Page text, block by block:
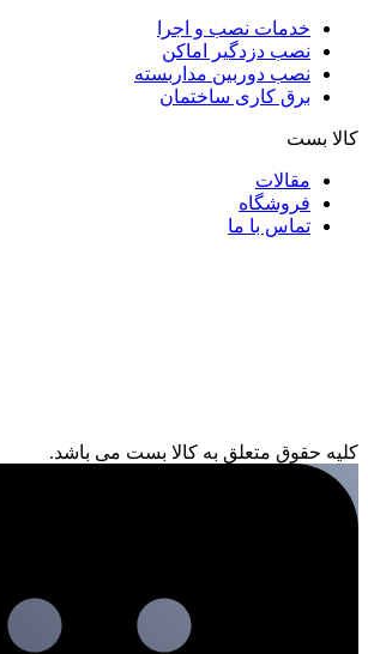
خدمات نصب و اجرا
نصب دزدگیر اماکن
نصب دوربین مداربسته
برق کاری ساختمان
کالا بست
مقالات
فروشگاه
تماس با ما
کلیه حقوق متعلق به کالا بست می باشد.